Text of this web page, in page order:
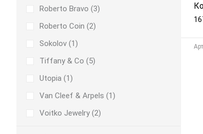
Roberto Bravo (3)
Roberto Coin (2)
Sokolov (1)
Tiffany & Co (5)
Utopia (1)
Van Cleef & Arpels (1)
Voitko Jewelry (2)